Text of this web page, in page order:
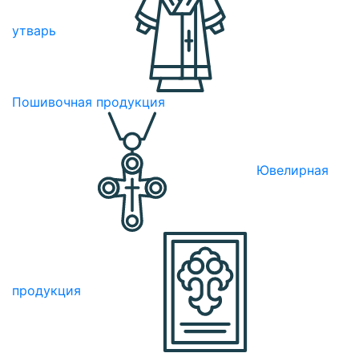
утварь
Пошивочная продукция
Ювелирная
продукция